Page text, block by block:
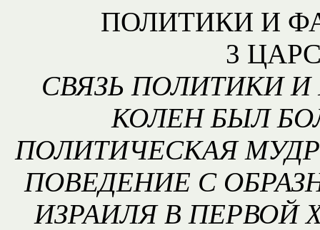
ПОЛИТИКИ И
3
СВЯЗЬ ПОЛИТИКИ И
КОЛЕН БЫЛ
ПОЛИТИЧЕСКАЯ
ПОВЕДЕНИЕ С
ИЗРАИЛЯ В ПЕРВОЙ